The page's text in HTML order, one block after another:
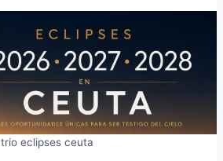
trio eclipses ceuta